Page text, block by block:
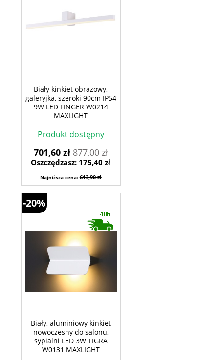
Biały kinkiet obrazowy,
galeryjka, szeroki 90cm IP54
9W LED FINGER W0214
MAXLIGHT
Produkt dostępny
701,60 zł877,00 zł
Oszczędzasz: 175,40 zł
Najniższa cena:613,90 zł
Biały, aluminiowy kinkiet
nowoczesny do salonu,
sypialni LED 3W TIGRA
W0131 MAXLIGHT
-20%